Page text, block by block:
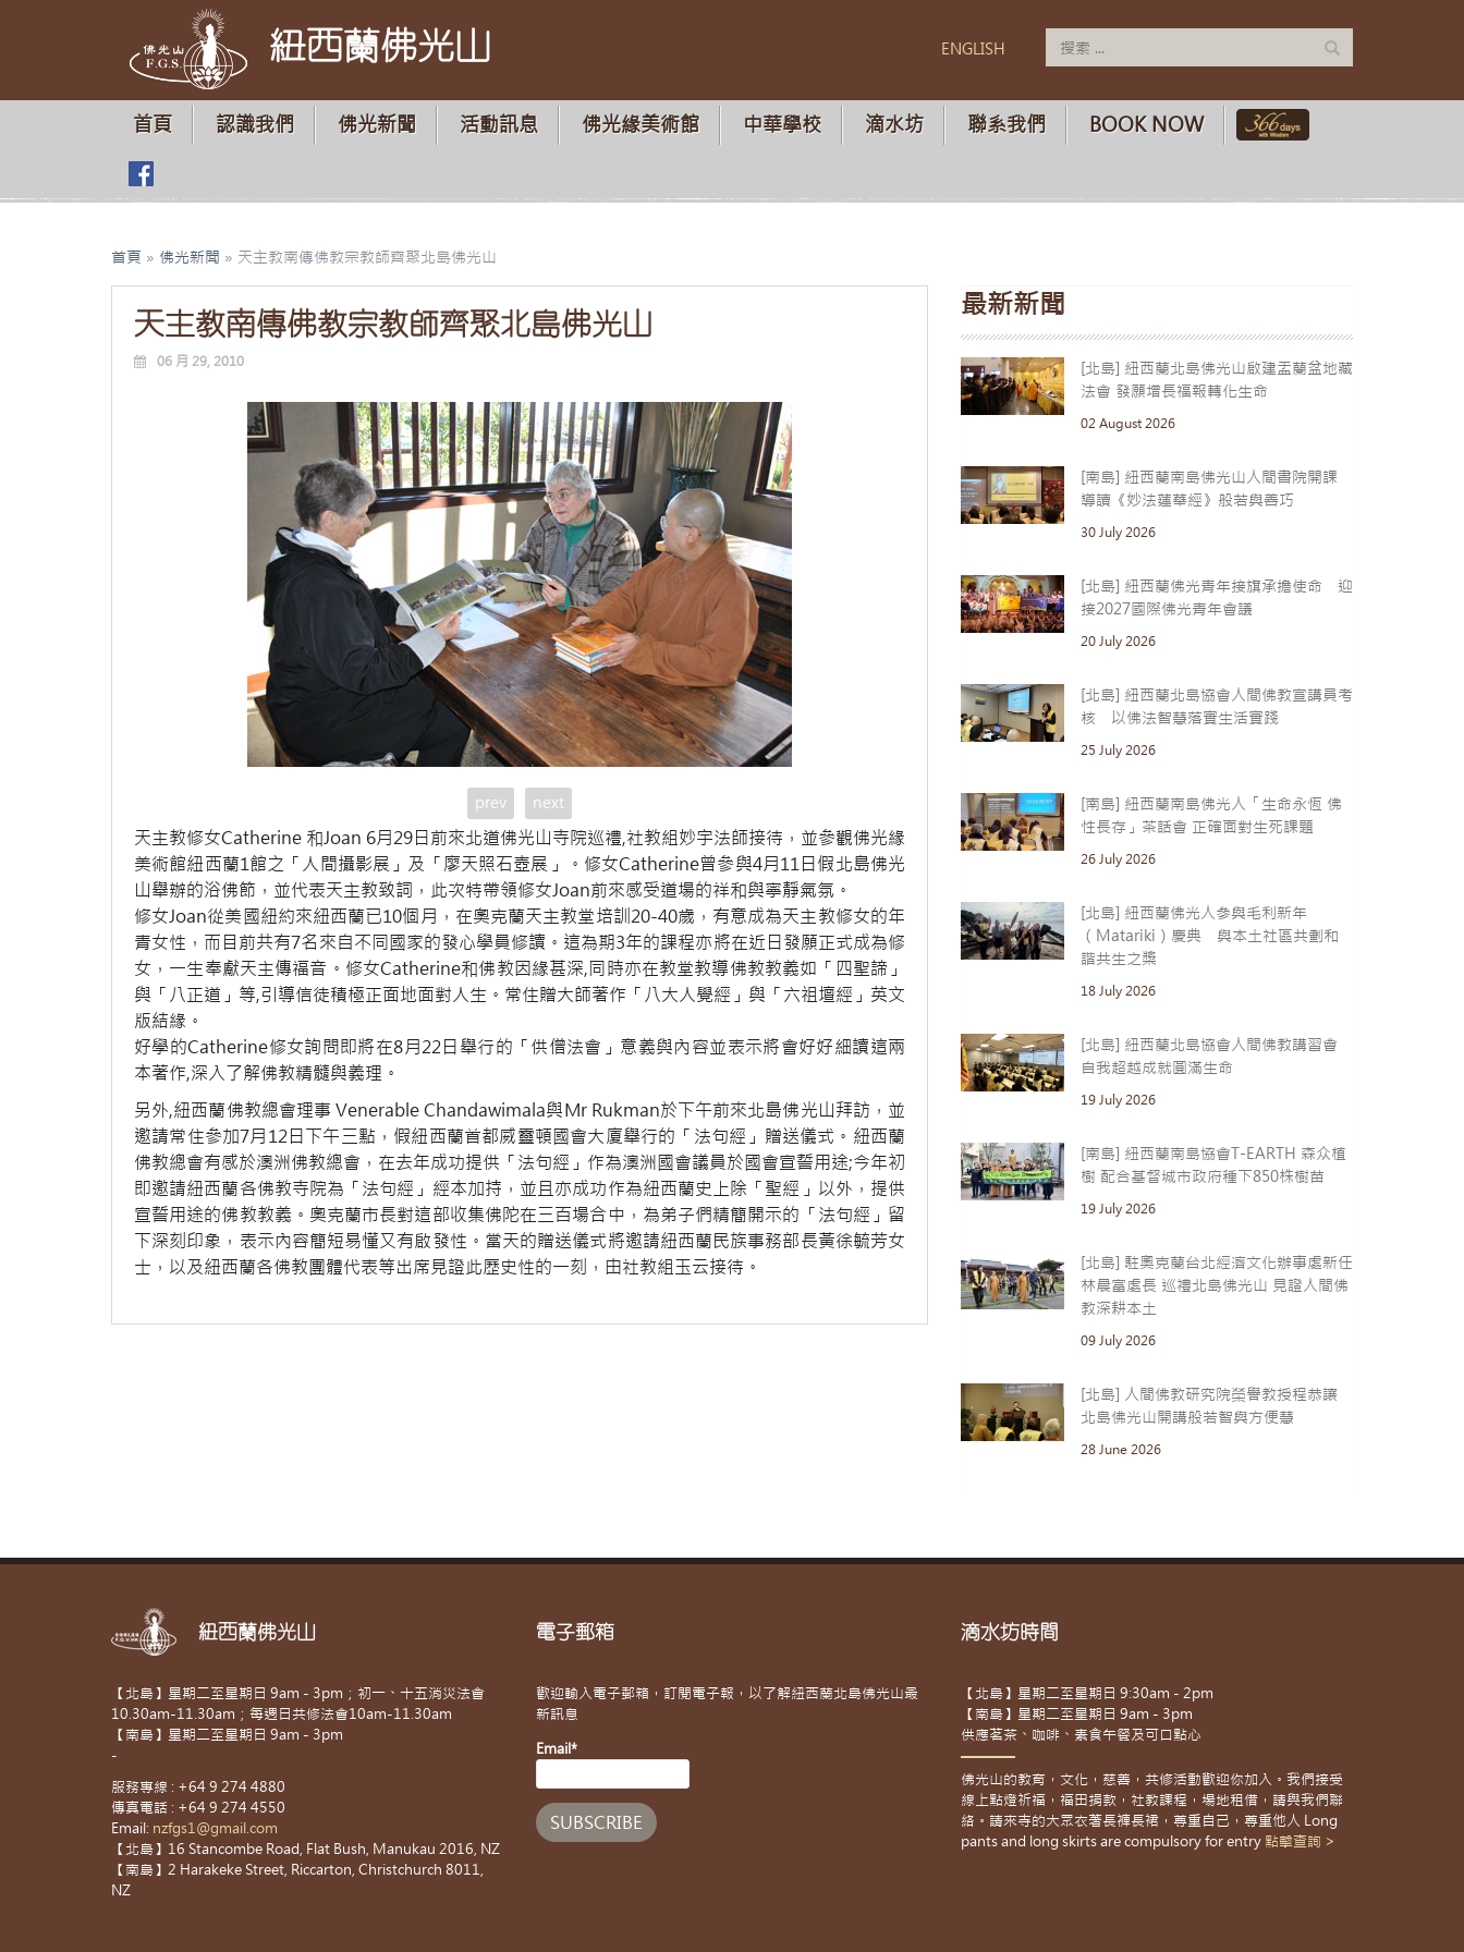
紐西蘭佛光山 ENGLISH
首頁 認識我們 佛光新聞 活動訊息 佛光緣美術館 中華學校 滴水坊 聯系我們 BOOK NOW
首頁 » 佛光新聞 » 天主教南傳佛教宗教師齊聚北島佛光山
天主教南傳佛教宗教師齊聚北島佛光山
06 月 29, 2010
prev next
天主教修女Catherine 和Joan 6月29日前來北道佛光山寺院巡禮,社教組妙宇法師接待，並參觀佛光緣
美術館紐西蘭1館之「人間攝影展」及「廖天照石壺展」。修女Catherine曾參與4月11日假北島佛光
山舉辦的浴佛節，並代表天主教致詞，此次特帶領修女Joan前來感受道場的祥和與寧靜氣氛。
修女Joan從美國紐約來紐西蘭已10個月，在奧克蘭天主教堂培訓20-40歲，有意成為天主教修女的年
青女性，而目前共有7名來自不同國家的發心學員修讀。這為期3年的課程亦將在近日發願正式成為修
女，一生奉獻天主傳福音。修女Catherine和佛教因緣甚深,同時亦在教堂教導佛教教義如「四聖諦」
與「八正道」等,引導信徒積極正面地面對人生。常住贈大師著作「八大人覺經」與「六祖壇經」英文
版結緣。
好學的Catherine修女詢問即將在8月22日舉行的「供僧法會」意義與內容並表示將會好好細讀這兩
本著作,深入了解佛教精髓與義理。
另外,紐西蘭佛教總會理事 Venerable Chandawimala與Mr Rukman於下午前來北島佛光山拜訪，並
邀請常住參加7月12日下午三點，假紐西蘭首都威靈頓國會大廈舉行的「法句經」贈送儀式。紐西蘭
佛教總會有感於澳洲佛教總會，在去年成功提供「法句經」作為澳洲國會議員於國會宣誓用途;今年初
即邀請紐西蘭各佛教寺院為「法句經」經本加持，並且亦成功作為紐西蘭史上除「聖經」以外，提供
宣誓用途的佛教教義。奧克蘭市長對這部收集佛陀在三百場合中，為弟子們精簡開示的「法句經」留
下深刻印象，表示內容簡短易懂又有啟發性。當天的贈送儀式將邀請紐西蘭民族事務部長黃徐毓芳女
士，以及紐西蘭各佛教團體代表等出席見證此歷史性的一刻，由社教組玉云接待。
最新新聞
[北島] 紐西蘭北島佛光山啟建盂蘭盆地藏
法會 發願增長福報轉化生命
02 August 2026
[南島] 紐西蘭南島佛光山人間書院開課
導讀《妙法蓮華經》般若與善巧
30 July 2026
[北島] 紐西蘭佛光青年接旗承擔使命 迎
接2027國際佛光青年會議
20 July 2026
[北島] 紐西蘭北島協會人間佛教宣講員考
核 以佛法智慧落實生活實踐
25 July 2026
[南島] 紐西蘭南島佛光人「生命永恆 佛
性長存」茶話會 正確面對生死課題
26 July 2026
[北島] 紐西蘭佛光人參與毛利新年
（Matariki）慶典 與本土社區共劃和
諧共生之槳
18 July 2026
[北島] 紐西蘭北島協會人間佛教講習會
自我超越成就圓滿生命
19 July 2026
[南島] 紐西蘭南島協會T-EARTH 森众植
樹 配合基督城市政府種下850株樹苗
19 July 2026
[北島] 駐奧克蘭台北經濟文化辦事處新任
林晨富處長 巡禮北島佛光山 見證人間佛
教深耕本土
09 July 2026
[北島] 人間佛教研究院榮譽教授程恭讓
北島佛光山開講般若智與方便慧
28 June 2026
紐西蘭佛光山
【北島】星期二至星期日 9am - 3pm；初一、十五消災法會
10.30am-11.30am；每週日共修法會10am-11.30am
【南島】星期二至星期日 9am - 3pm
-
服務專線 : +64 9 274 4880
傳真電話 : +64 9 274 4550
Email: nzfgs1@gmail.com
【北島】16 Stancombe Road, Flat Bush, Manukau 2016, NZ
【南島】2 Harakeke Street, Riccarton, Christchurch 8011,
NZ
電子郵箱
歡迎輸入電子郵箱，訂閱電子報，以了解紐西蘭北島佛光山最
新訊息
Email*
滴水坊時間
【北島】星期二至星期日 9:30am - 2pm
【南島】星期二至星期日 9am - 3pm
供應茗茶、咖啡、素食午餐及可口點心
佛光山的教育，文化，慈善，共修活動歡迎你加入。我們接受
線上點燈祈福，福田捐款，社教課程，場地租借，請與我們聯
絡。請來寺的大眾衣著長褲長裙，尊重自己，尊重他人 Long
pants and long skirts are compulsory for entry 點擊查詢 >